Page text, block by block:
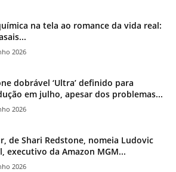
na tela ao romance da vida real:
2026
dobrável ‘Ultra’ definido para
em julho, apesar dos problemas...
2026
de Shari Redstone, nomeia Ludovic
executivo da Amazon MGM...
2026